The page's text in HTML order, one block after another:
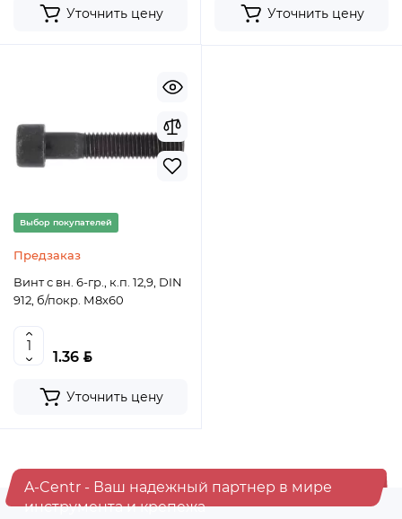
Уточнить цену Уточнить цену
Выбор покупателей
Предзаказ
Винт с вн. 6-гр., к.п. 12,9, DIN
912, б/покр. М8х60
1.36 BYN
Уточнить цену
A-Centr - Ваш надежный партнер в мире
инструмента и крепежа